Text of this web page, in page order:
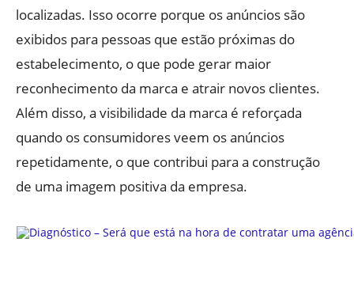
localizadas. Isso ocorre porque os anúncios são
exibidos para pessoas que estão próximas do
estabelecimento, o que pode gerar maior
reconhecimento da marca e atrair novos clientes.
Além disso, a visibilidade da marca é reforçada
quando os consumidores veem os anúncios
repetidamente, o que contribui para a construção
de uma imagem positiva da empresa.